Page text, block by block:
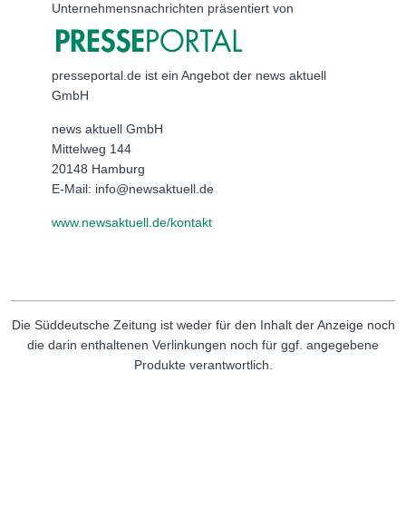
Unternehmensnachrichten präsentiert von
presseportal.de ist ein Angebot der news aktuell
GmbH
news aktuell GmbH
Mittelweg 144
20148 Hamburg
E-Mail: info@newsaktuell.de
www.newsaktuell.de/kontakt
Die Süddeutsche Zeitung ist weder für den Inhalt der Anzeige noch
die darin enthaltenen Verlinkungen noch für ggf. angegebene
Produkte verantwortlich.